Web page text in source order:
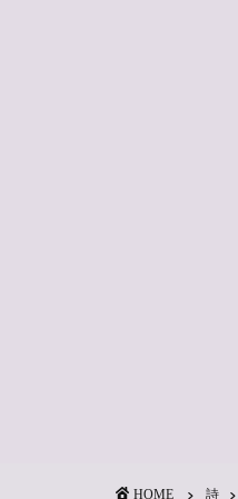
HOME 詩